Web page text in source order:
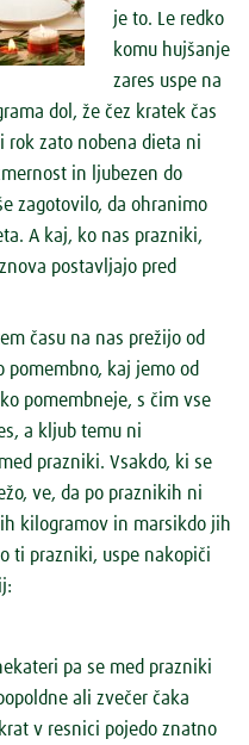
je to. Le redko
komu hujšanje
zares uspe na
dol, že čez kratek čas
rok zato nobena dieta ni
in ljubezen do
zagotovilo, da ohranimo
A kaj, ko nas prazniki,
postavljajo pred
času na nas prežijo od
pomembno, kaj jemo od
pomembneje, s čim vse
a kljub temu ni
prazniki. Vsakdo, ki se
ve, da po praznikih ni
kilogramov in marsikdo jih
ti prazniki, uspe nakopiči
pa se med prazniki
ali zvečer čaka
v resnici pojedo znatno